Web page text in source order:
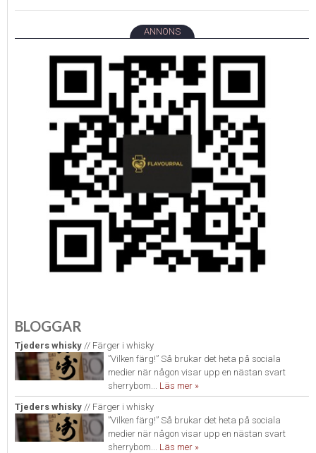
ANNONS
BLOGGAR
Tjeders whisky // Färger i whisky
”Vilken färg!” Så brukar det heta på sociala
medier när någon visar upp en nästan svart
sherrybom... Läs mer »
Tjeders whisky // Färger i whisky
”Vilken färg!” Så brukar det heta på sociala
medier när någon visar upp en nästan svart
sherrybom... Läs mer »